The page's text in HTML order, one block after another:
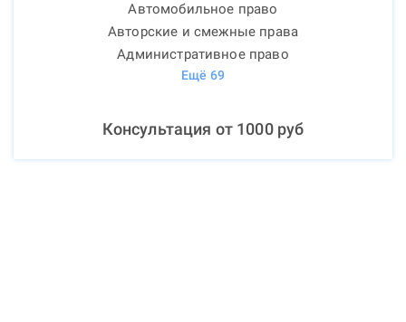
Автомобильное право
Авторские и смежные права
Административное право
Ещё 69
Консультация от 1000руб